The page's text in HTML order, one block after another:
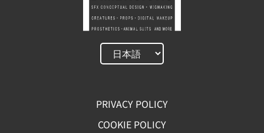
PRIVACY POLICY
COOKIE POLICY